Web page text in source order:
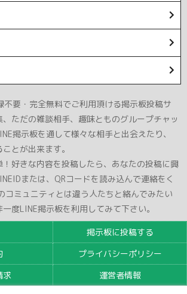
不要・完全無料でご利用頂ける掲示板投稿サ
ただの雑談相手、趣味とものグループチャッ
掲示板を通して様々な相手と出会えたり、
とが出来ます。
好きな内容を投稿したら、あなたの投稿に興
または、QRコードを読み込んで連絡をく
コミュニティとは違う人たちと絡んでみたい
度LINE掲示板を利用してみて下さい。
掲示板に投稿する
プライバシーポリシー
求
運営者情報